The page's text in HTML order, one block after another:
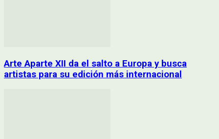
Arte Aparte XII da el salto a Europa y busca
artistas para su edición más internacional